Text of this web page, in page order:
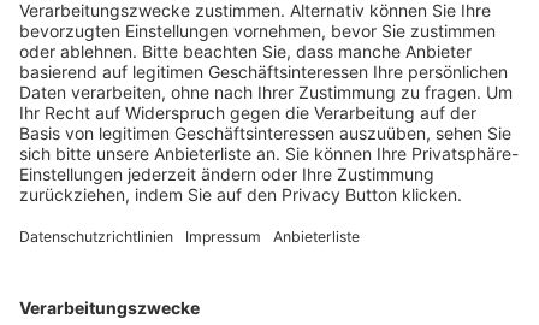
Schulungsangebot Vereinsmitarbeiter
BFV-Geschäftsstellen
Trainerbörse
Login SpielPlus
FOLGE DEM BFV